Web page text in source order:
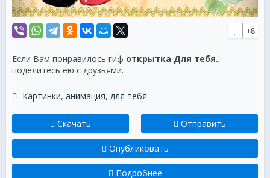
+8
Если Вам понравилось гиф открытка Для тебя.,
поделитесь ею с друзьями.
Картинки, анимация, для тебя
Скачать Отправить
Опубликовать
Подробнее